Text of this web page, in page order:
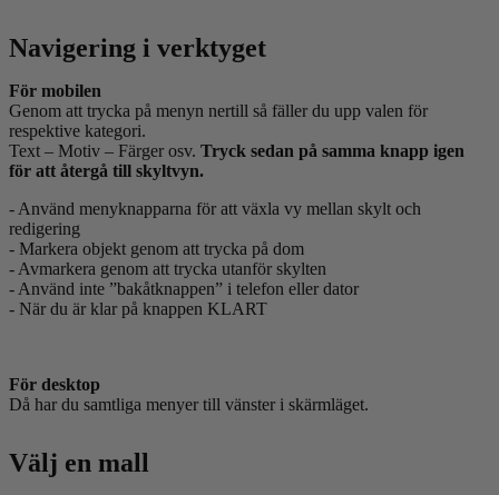
Navigering i verktyget
För mobilen
Genom att trycka på menyn nertill så fäller du upp valen för
respektive kategori.
Text – Motiv – Färger osv. Tryck sedan på samma knapp igen
för att återgå till skyltvyn.
- Använd menyknapparna för att växla vy mellan skylt och
redigering
- Markera objekt genom att trycka på dom
- Avmarkera genom att trycka utanför skylten
- Använd inte ”bakåtknappen” i telefon eller dator
- När du är klar på knappen KLART
För desktop
Då har du samtliga menyer till vänster i skärmläget.
Välj en mall